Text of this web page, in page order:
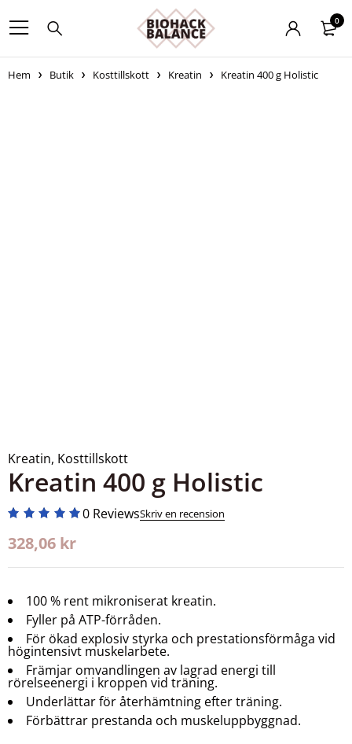
0
Hem Butik Kosttillskott Kreatin Kreatin 400 g Holistic
Kreatin, Kosttillskott
Kreatin 400 g Holistic
0 ReviewsSkriv en recension
328,06 kr
100 % rent mikroniserat kreatin.
Fyller på ATP-förråden.
För ökad explosiv styrka och prestationsförmåga vid
högintensivt muskelarbete.
Främjar omvandlingen av lagrad energi till
rörelseenergi i kroppen vid träning.
Underlättar för återhämtning efter träning.
Förbättrar prestanda och muskeluppbyggnad.